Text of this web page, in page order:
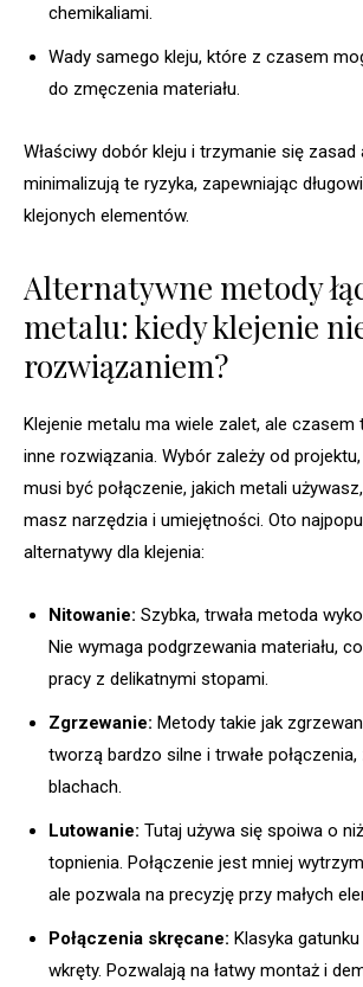
chemikaliami.
Wady samego kleju, które z czasem
do zmęczenia materiału.
Właściwy dobór kleju i trzymanie się zasad
minimalizują te ryzyka, zapewniając
klejonych elementów.
Alternatywne metody
metalu: kiedy klejenie
rozwiązaniem?
Klejenie metalu ma wiele zalet, ale czasem
inne rozwiązania. Wybór zależy od
musi być połączenie, jakich metali
masz narzędzia i umiejętności. Oto
alternatywy dla klejenia:
Nitowanie: Szybka, trwała metoda
Nie wymaga podgrzewania materiału,
pracy z delikatnymi stopami.
Zgrzewanie: Metody takie jak
tworzą bardzo silne i trwałe
blachach.
Lutowanie: Tutaj używa się spoiwa o
topnienia. Połączenie jest mniej
ale pozwala na precyzję przy małych
Połączenia skręcane: Klasyka
wkręty. Pozwalają na łatwy montaż i